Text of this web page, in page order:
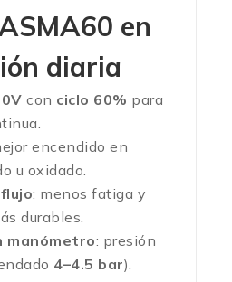
en
diaria
con ciclo 60% para
encendido en
u oxidado.
: menos fatiga y
durables.
manómetro: presión
4–4.5 bar).